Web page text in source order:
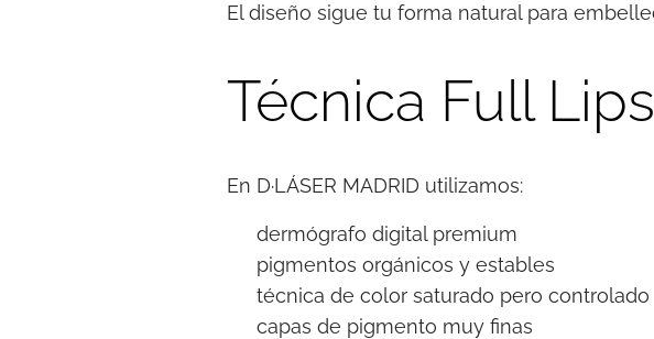
El diseño sigue tu forma natural para
Técnica Full
En D·LÁSER MADRID utilizamos:
✨ dermógrafo digital premium
✨ pigmentos orgánicos y estables
✨ técnica de color saturado pero controlado
✨ capas de pigmento muy finas